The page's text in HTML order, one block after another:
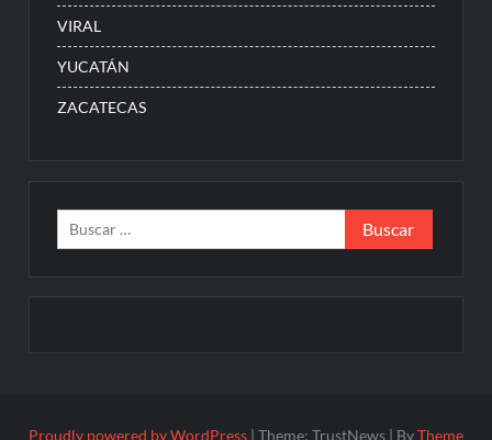
VIRAL
YUCATÁN
ZACATECAS
Buscar:
Proudly powered by WordPress | Theme: TrustNews | ByTheme